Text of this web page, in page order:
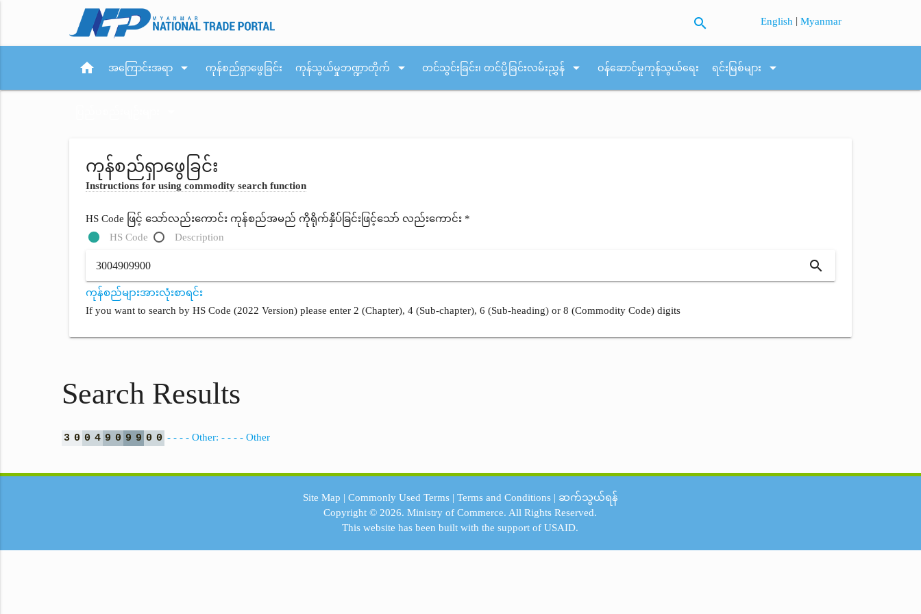
search English |Myanmar
home အကြောင်းအရာ arrow_drop_down ကုန်စည်ရှာဖွေခြင်း ကုန်သွယ်မှုဘဏ္ဍာတိုက် arrow_drop_down တင်သွင်းခြင်း၊ တင်ပို့ခြင်းလမ်းညွှန် arrow_drop_down ဝန်ဆောင်မှုကုန်သွယ်ရေး ရင်းမြစ်များ arrow_drop_down
ကုန်စည်ရှာဖွေခြင်း
Instructions for using commodity search function
HS Code ဖြင့် သော်လည်းကောင်း ကုန်စည်အမည် ကိုရိုက်နှိပ်ခြင်းဖြင့်သော် လည်းကောင်း *
HS Code
Description
search
ကုန်စည်များအားလုံးစာရင်း
If you want to search by HS Code (2022 Version) please enter 2 (Chapter), 4 (Sub-chapter), 6 (Sub-heading) or 8 (Commodity Code) digits
Search Results
3 0 0 4 9 0 9 9 0 0 - - - - Other: - - - - Other
Site Map | Commonly Used Terms| Terms and Conditions| ဆက်သွယ်ရန်
Copyright © 2026.Ministry of Commerce. All Rights Reserved.
This website has been built with the support ofUSAID.